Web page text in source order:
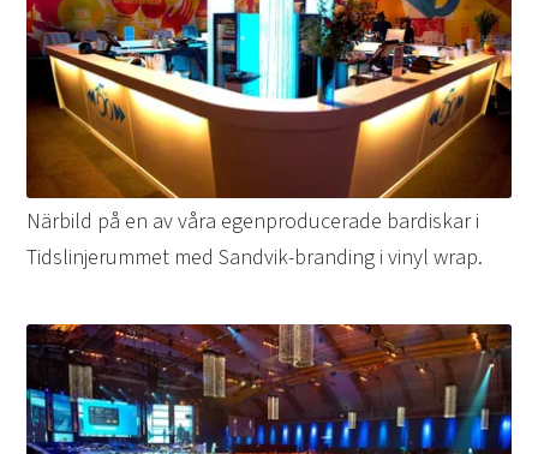
Närbild på en av våra egenproducerade bardiskar i
Tidslinjerummet med Sandvik-branding i vinyl wrap.